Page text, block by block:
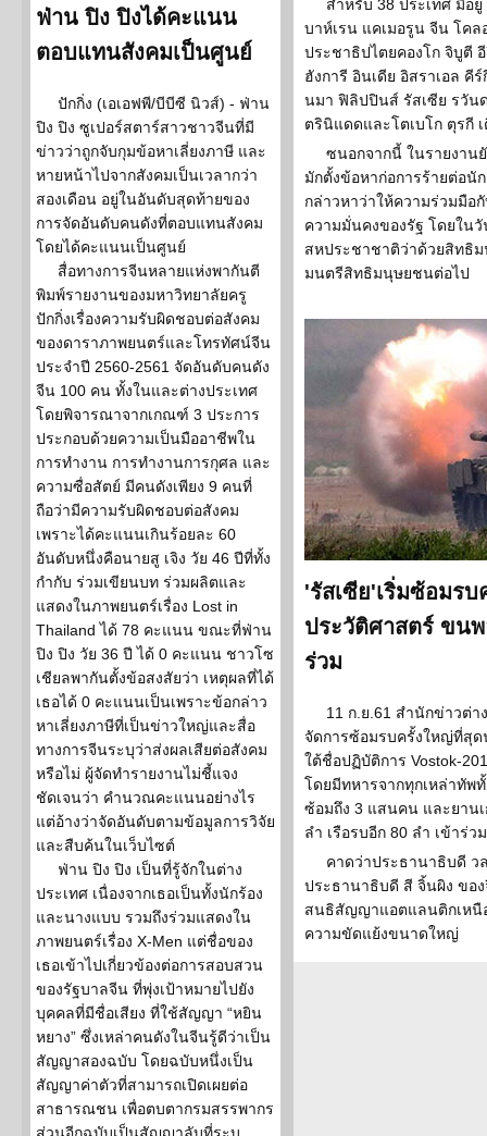
ฟ่าน ปิง ปิงได้คะแนน
ตอบแทนสังคมเป็นศูนย์
ปักกิ่ง (เอเอฟพี/บีบีซี นิวส์) - ฟ่าน
ปิง ปิง ซูเปอร์สตาร์สาวชาวจีนที่มี
ข่าวว่าถูกจับกุมข้อหาเลี่ยงภาษี และ
หายหน้าไปจากสังคมเป็นเวลากว่า
สองเดือน อยู่ในอันดับสุดท้ายของ
การจัดอันดับคนดังที่ตอบแทนสังคม
โดยได้คะแนนเป็นศูนย์
สื่อทางการจีนหลายแห่งพากันตี
พิมพ์รายงานของมหาวิทยาลัยครู
ปักกิ่งเรื่องความรับผิดชอบต่อสังคม
ของดาราภาพยนตร์และโทรทัศน์จีน
ประจำปี 2560-2561 จัดอันดับคนดัง
จีน 100 คน ทั้งในและต่างประเทศ
โดยพิจารณาจากเกณฑ์ 3 ประการ
ประกอบด้วยความเป็นมืออาชีพใน
การทำงาน การทำงานการกุศล และ
ความซื่อสัตย์ มีคนดังเพียง 9 คนที่
ถือว่ามีความรับผิดชอบต่อสังคม
เพราะได้คะแนนเกินร้อยละ 60
อันดับหนึ่งคือนายสู เจิง วัย 46 ปีที่ทั้ง
กำกับ ร่วมเขียนบท ร่วมผลิตและ
แสดงในภาพยนตร์เรื่อง Lost in
Thailand ได้ 78 คะแนน ขณะที่ฟ่าน
ปิง ปิง วัย 36 ปี ได้ 0 คะแนน ชาวโซ
เชียลพากันตั้งข้อสงสัยว่า เหตุผลที่ได้
เธอได้ 0 คะแนนเป็นเพราะข้อกล่าว
หาเลี่ยงภาษีที่เป็นข่าวใหญ่และสื่อ
ทางการจีนระบุว่าส่งผลเสียต่อสังคม
หรือไม่ ผู้จัดทำรายงานไม่ชี้แจง
ชัดเจนว่า คำนวณคะแนนอย่างไร
แต่อ้างว่าจัดอันดับตามข้อมูลการวิจัย
และสืบค้นในเว็บไซต์
ฟ่าน ปิง ปิง เป็นที่รู้จักในต่าง
ประเทศ เนื่องจากเธอเป็นทั้งนักร้อง
และนางแบบ รวมถึงร่วมแสดงใน
ภาพยนตร์เรื่อง X-Men แต่ชื่อของ
เธอเข้าไปเกี่ยวข้องต่อการสอบสวน
ของรัฐบาลจีน ที่พุ่งเป้าหมายไปยัง
บุคคลที่มีชื่อเสียง ที่ใช้สัญญา “หยิน
หยาง” ซึ่งเหล่าคนดังในจีนรู้ดีว่าเป็น
สัญญาสองฉบับ โดยฉบับหนึ่งเป็น
สัญญาค่าตัวที่สามารถเปิดเผยต่อ
สาธารณชน เพื่อตบตากรมสรรพากร
สำหรับ 38 ประเทศ มีอ
บาห์เรน แคเมอรูน จีน โค
ประชาธิปไตยคองโก จิบูตี
ฮังการี อินเดีย อิสราเอล คี
นมา ฟิลิปปินส์ รัสเซีย รวัน
ตรินิแดดและโตเบโก ตุรกี
ซนอกจากนี้ ในรายงาน
มักตั้งข้อหาก่อการร้ายต่อนั
กล่าวหาว่าให้ความร่วมมือ
ความมั่นคงของรัฐ โดยใน
สหประชาชาติว่าด้วยสิทธิ
มนตรีสิทธิมนุษยชนต่อไป
'รัสเซีย'เริ่มซ้อมร
ประวัติศาสตร์ ขน
ร่วม
11 ก.ย.61 สำนักข่าวต่า
จัดการซ้อมรบครั้งใหญ่ที่สุ
ใต้ชื่อปฏิบัติการ Vostok-
โดยมีทหารจากทุกเหล่าทัพ
ซ้อมถึง 3 แสนคน และยาน
ลำ เรือรบอีก 80 ลำ เข้าร่วม
คาดว่าประธานาธิบดี ว
ประธานาธิบดี สี จิ้นผิง ขอ
สนธิสัญญาแอตแลนติกเหนื
ความขัดแย้งขนาดใหญ่